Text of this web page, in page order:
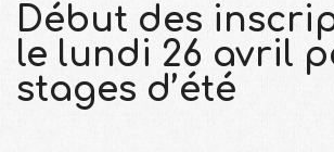
Début des
le lundi 26 avril
stages d’été